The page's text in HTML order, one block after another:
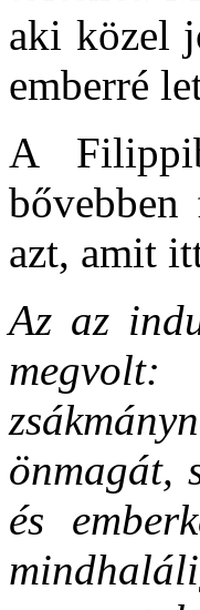
aki közel
emberré
A
azt, amit
Az az
önmagát,
és